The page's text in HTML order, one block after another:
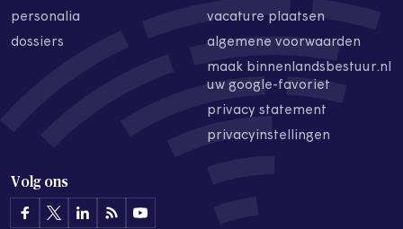
personalia
dossiers
vacature plaatsen
algemene voorwaarden
maak binnenlandsbestuur.nl
uw google-favoriet
privacy statement
privacyinstellingen
Volg ons